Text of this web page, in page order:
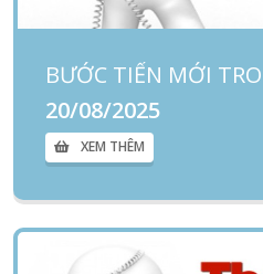
20/08/2025
XEM THÊM